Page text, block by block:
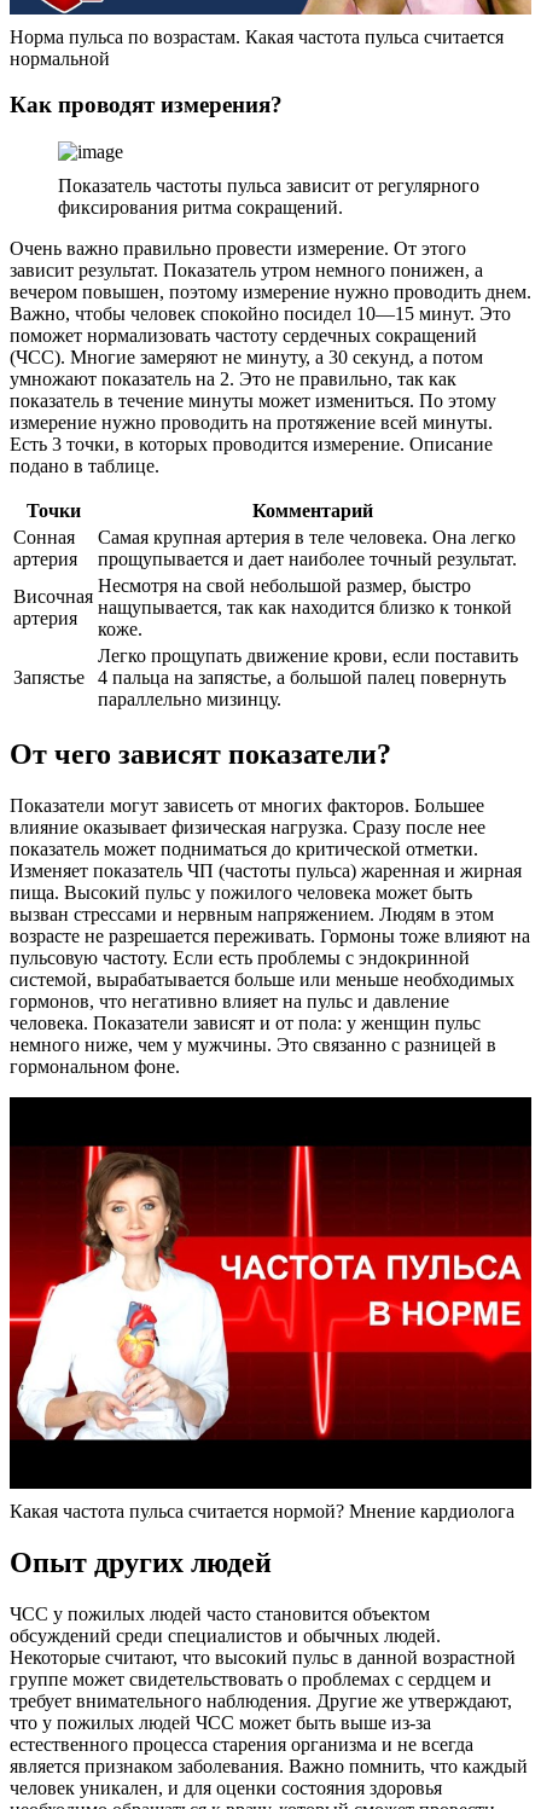
Норма пульса по возрастам. Какая частота пульса считается
нормальной
Как проводят измерения?
Показатель частоты пульса зависит от регулярного
фиксирования ритма сокращений.
Очень важно правильно провести измерение. От этого
зависит результат. Показатель утром немного понижен, а
вечером повышен, поэтому измерение нужно проводить днем.
Важно, чтобы человек спокойно посидел 10—15 минут. Это
поможет нормализовать частоту сердечных сокращений
(ЧСС). Многие замеряют не минуту, а 30 секунд, а потом
умножают показатель на 2. Это не правильно, так как
показатель в течение минуты может измениться. По этому
измерение нужно проводить на протяжение всей минуты.
Есть 3 точки, в которых проводится измерение. Описание
подано в таблице.
Точки
Комментарий
Сонная
артерия
Самая крупная артерия в теле человека. Она легко
прощупывается и дает наиболее точный результат.
Височная
артерия
Несмотря на свой небольшой размер, быстро
нащупывается, так как находится близко к тонкой
коже.
Запястье
Легко прощупать движение крови, если поставить
4 пальца на запястье, а большой палец повернуть
параллельно мизинцу.
От чего зависят показатели?
Показатели могут зависеть от многих факторов. Большее
влияние оказывает физическая нагрузка. Сразу после нее
показатель может подниматься до критической отметки.
Изменяет показатель ЧП (частоты пульса) жаренная и жирная
пища. Высокий пульс у пожилого человека может быть
вызван стрессами и нервным напряжением. Людям в этом
возрасте не разрешается переживать. Гормоны тоже влияют на
пульсовую частоту. Если есть проблемы с эндокринной
системой, вырабатывается больше или меньше необходимых
гормонов, что негативно влияет на пульс и давление
человека. Показатели зависят и от пола: у женщин пульс
немного ниже, чем у мужчины. Это связанно с разницей в
гормональном фоне.
Какая частота пульса считается нормой? Мнение кардиолога
Опыт других людей
ЧСС у пожилых людей часто становится объектом
обсуждений среди специалистов и обычных людей.
Некоторые считают, что высокий пульс в данной возрастной
группе может свидетельствовать о проблемах с сердцем и
требует внимательного наблюдения. Другие же утверждают,
что у пожилых людей ЧСС может быть выше из-за
естественного процесса старения организма и не всегда
является признаком заболевания. Важно помнить, что каждый
человек уникален, и для оценки состояния здоровья